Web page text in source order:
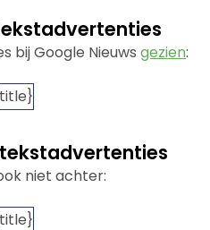
bij Google Nieuws gezien:
niet achter: